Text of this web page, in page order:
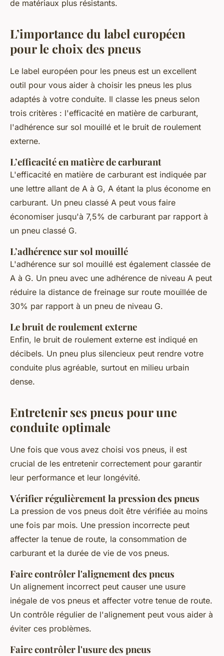
de matériaux plus résistants.
L’importance du label européen
pour le choix des pneus
Le label européen pour les pneus est un excellent
outil pour vous aider à choisir les pneus les plus
adaptés à votre conduite. Il classe les pneus selon
trois critères : l'efficacité en matière de carburant,
l'adhérence sur sol mouillé et le bruit de roulement
externe.
L’efficacité en matière de carburant
L'efficacité en matière de carburant est indiquée par
une lettre allant de A à G, A étant la plus économe en
carburant. Un pneu classé A peut vous faire
économiser jusqu'à 7,5% de carburant par rapport à
un pneu classé G.
L’adhérence sur sol mouillé
L'adhérence sur sol mouillé est également classée de
A à G. Un pneu avec une adhérence de niveau A peut
réduire la distance de freinage sur route mouillée de
30% par rapport à un pneu de niveau G.
Le bruit de roulement externe
Enfin, le bruit de roulement externe est indiqué en
décibels. Un pneu plus silencieux peut rendre votre
conduite plus agréable, surtout en milieu urbain
dense.
Entretenir ses pneus pour une
conduite optimale
Une fois que vous avez choisi vos pneus, il est
crucial de les entretenir correctement pour garantir
leur performance et leur longévité.
Vérifier régulièrement la pression des pneus
La pression de vos pneus doit être vérifiée au moins
une fois par mois. Une pression incorrecte peut
affecter la tenue de route, la consommation de
carburant et la durée de vie de vos pneus.
Faire contrôler l'alignement des pneus
Un alignement incorrect peut causer une usure
inégale de vos pneus et affecter votre tenue de route.
Un contrôle régulier de l'alignement peut vous aider à
éviter ces problèmes.
Faire contrôler l'usure des pneus